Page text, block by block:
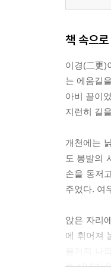
책 속으로
이경(二更)
는 에움길
아비 꼴이
지런히 길
개천에는
도 봉발의
손을 동저
주었다. 여
앉은 자리
에 휘어져
쓴 사내가